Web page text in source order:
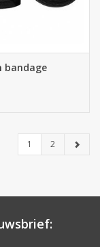
bandage
1 2